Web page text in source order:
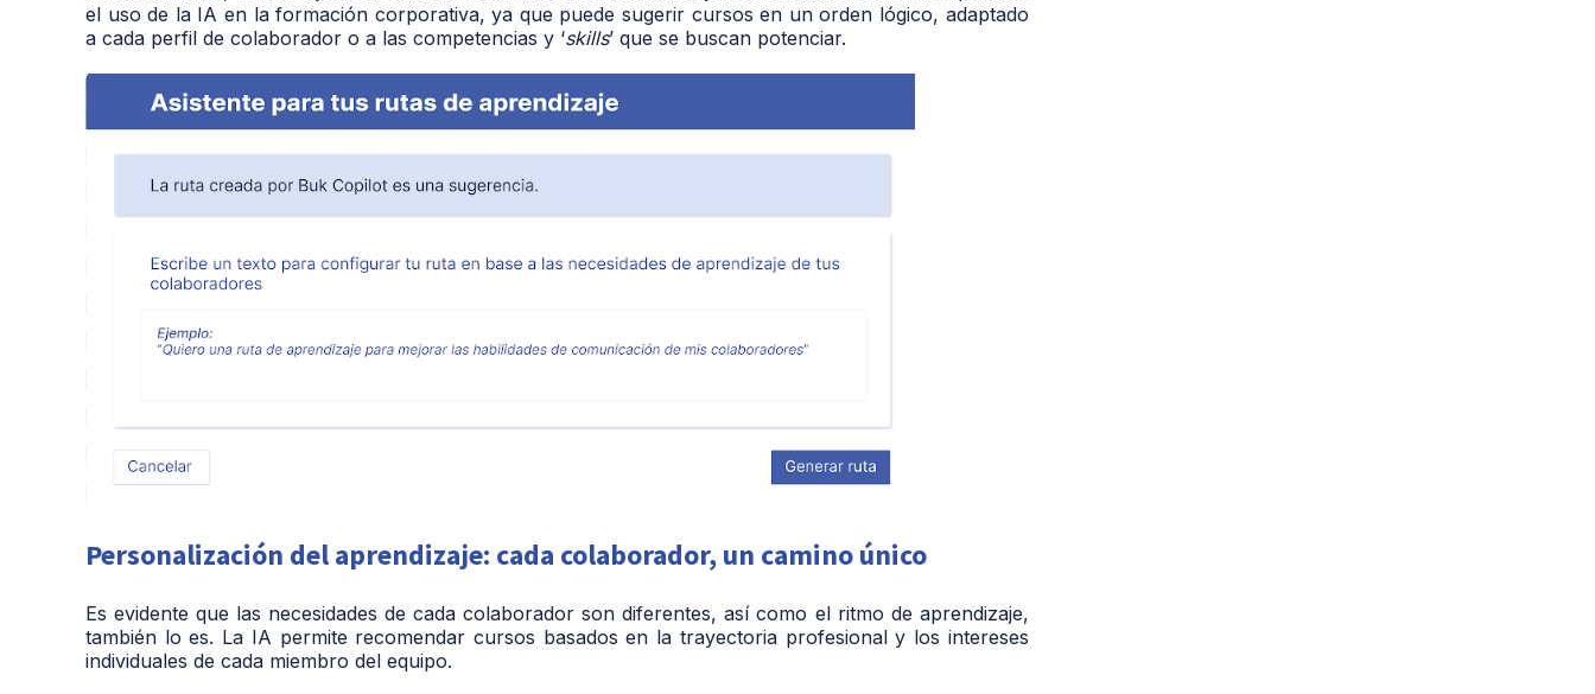
el uso de la IA en la formación corporativa, ya que puede sugerir cursos en un orden lógico, adaptado
a cada perfil de colaborador o a las competencias y ‘skills’ que se buscan potenciar.
Personalización del aprendizaje: cada colaborador, un camino único
Es evidente que las necesidades de cada colaborador son diferentes, así como el ritmo de aprendizaje,
también lo es. La IA permite recomendar cursos basados en la trayectoria profesional y los intereses
individuales de cada miembro del equipo.